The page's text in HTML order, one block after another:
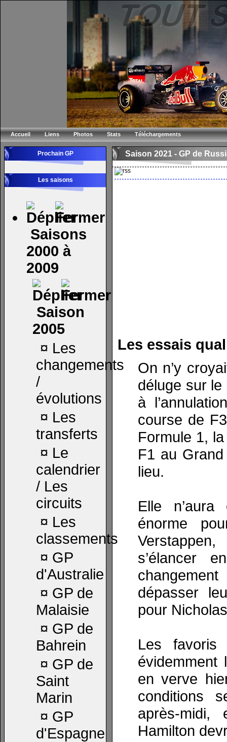
Accueil Liens Photos Stats Téléchargements
Prochain GP
Les saisons
Saisons
2000 à
2009
Saison
2005
¤ Les
changements
/
évolutions
¤ Les
transferts
¤ Le
calendrier
/ Les
circuits
¤ Les
classements
¤ GP
d'Australie
¤ GP de
Malaisie
¤ GP de
Bahrein
¤ GP de
Saint
Marin
¤ GP
d'Espagne
Saison 2021 - GP de
Les essais
On n’y
déluge sur
à
course de
Formule 1,
F1 au
lieu.
Elle
énorme
s’élancer
dépasser
pour
Les
évidemment
en verve
conditions
après-
Hamilton